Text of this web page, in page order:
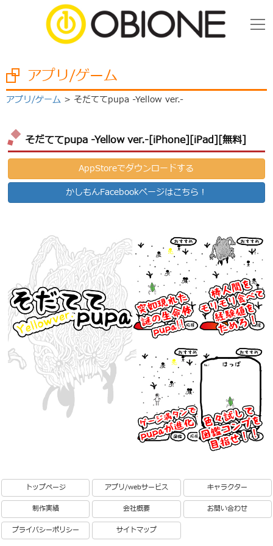
アプリ/ゲーム
アプリ/ゲーム そだててpupa -Yellow ver.-
そだててpupa -Yellow ver.-[iPhone][iPad][無料]
AppStoreでダウンロードする
かしもんFacebookページはこちら！
トップページ アプリ/webサービス キャラクター
制作実績 会社概要 お問い合わせ
プライバシーポリシー サイトマップ